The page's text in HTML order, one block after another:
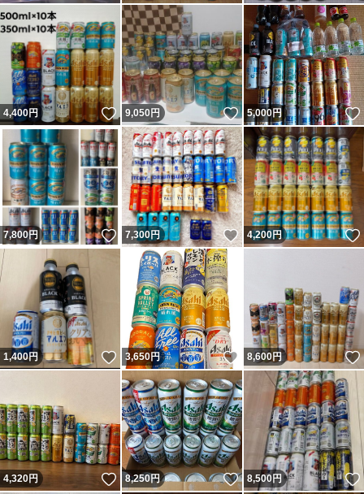
4,400円 いいね！
9,050円 いいね！
5,000円
7,800円 いいね！
7,300円 いいね！
4,200円
1,400円 いいね！
3,650円 いいね！
8,600円
4,320円 いいね！
8,250円 いいね！
8,500円